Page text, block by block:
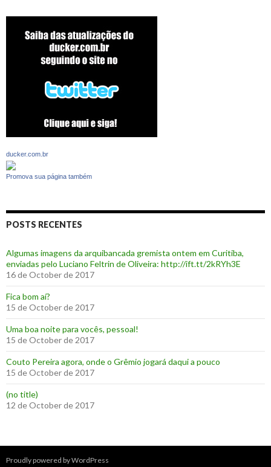
ducker.com.br
Promova sua página também
POSTS RECENTES
Algumas imagens da arquibancada gremista ontem em Curitiba,
enviadas pelo Luciano Feltrin de Oliveira: http://ift.tt/2kRYh3E
16 de October de 2017
‪Fica bom aí?‬
15 de October de 2017
Uma boa noite para vocês, pessoal!
15 de October de 2017
‪Couto Pereira agora, onde o Grêmio jogará daqui a pouco ‬
15 de October de 2017
(no title)
12 de October de 2017
Proudly powered by WordPress